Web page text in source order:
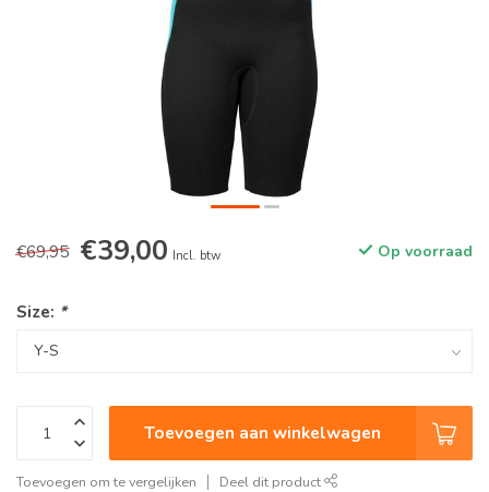
€69,95 €39,00 Incl. btw Op voorraad
Size: *
Toevoegen aan winkelwagen
Toevoegen om te vergelijken Deel dit product